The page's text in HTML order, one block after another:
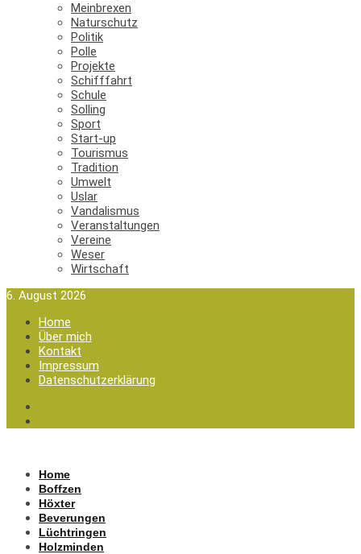
Meinbrexen
Naturschutz
Politik
Polle
Projekte
Schifffahrt
Schule
Solling
Sport
Start-up
Tourismus
Tradition
Umwelt
Uslar
Vandalismus
Veranstaltungen
Vereine
Weser
Wirtschaft
6. August 2026
Home
Über mich
Kontakt
Impressum
Datenschutzerklärung
Home
Boffzen
Höxter
Beverungen
Lüchtringen
Holzminden